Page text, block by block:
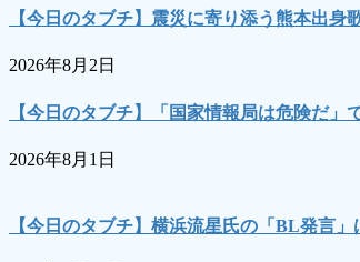
【今日のタブチ】震災に寄り添う熊本出
2026年8月2日
【今日のタブチ】「国家情報局は危険だ
2026年8月1日
【今日のタブチ】横浜流星氏の「BL発言